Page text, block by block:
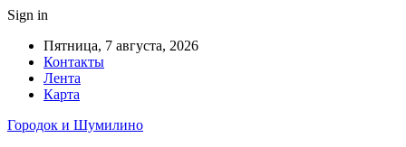
Sign in
Пятница, 7 августа, 2026
Контакты
Лента
Карта
Городок и Шумилино